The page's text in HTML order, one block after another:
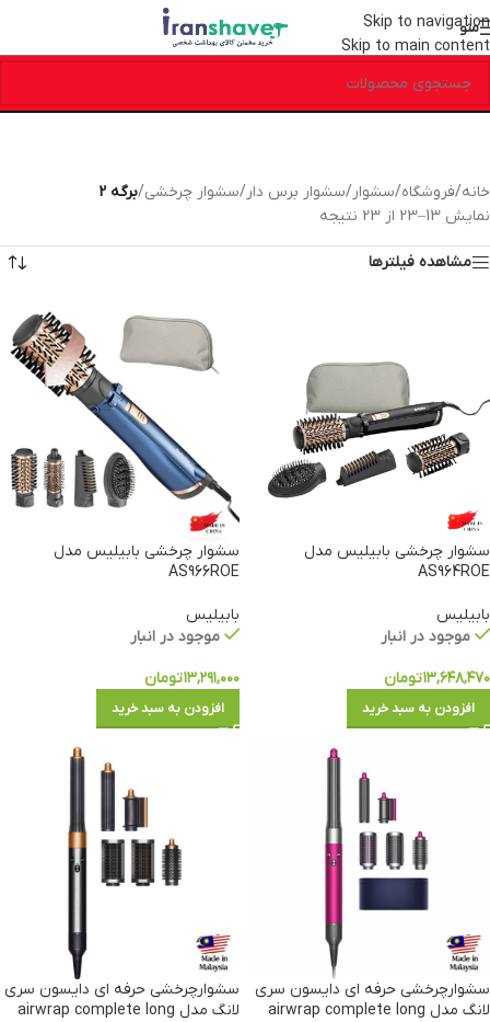
Skip to navigation
Skip to main content
منو
خانه/فروشگاه/سشوار/سشوار برس دار/سشوار چرخشی/برگه 2
نمایش 13–23 از 23 نتیجه
مشاهده فیلترها
سشوار چرخشی بابیلیس مدل
AS964ROE
بابیلیس
موجود در انبار
۱۳,۶۴۸,۴۷۰تومان
افزودن به سبد خرید
سشوار چرخشی بابیلیس مدل
AS966ROE
بابیلیس
موجود در انبار
۱۳,۲۹۱,۰۰۰تومان
افزودن به سبد خرید
سشوارچرخشی حرفه ای دایسون سری
لانگ مدل airwrap complete long
سشوارچرخشی حرفه ای دایسون سری
لانگ مدل airwrap complete long